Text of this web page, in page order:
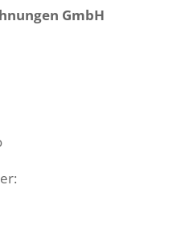
GmbH